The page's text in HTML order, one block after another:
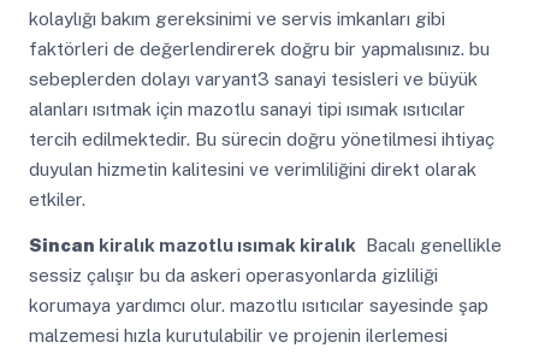
kolaylığı bakım gereksinimi ve servis imkanları gibi
faktörleri de değerlendirerek doğru bir yapmalısınız. bu
sebeplerden dolayı varyant3 sanayi tesisleri ve büyük
alanları ısıtmak için mazotlu sanayi tipi ısımak ısıtıcılar
tercih edilmektedir. Bu sürecin doğru yönetilmesi ihtiyaç
duyulan hizmetin kalitesini ve verimliliğini direkt olarak
etkiler.
Sincan kiralık mazotlu ısımak kiralık Bacalı genellikle
sessiz çalışır bu da askeri operasyonlarda gizliliği
korumaya yardımcı olur. mazotlu ısıtıcılar sayesinde şap
malzemesi hızla kurutulabilir ve projenin ilerlemesi